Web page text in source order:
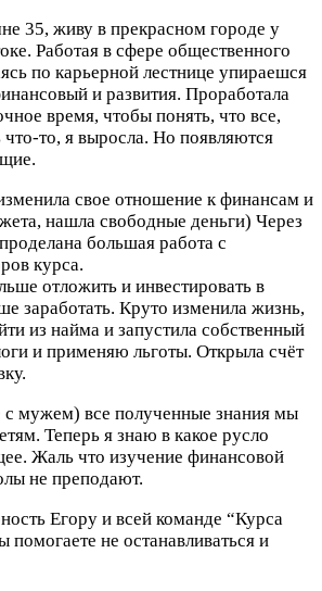
35, живу в прекрасном городе у
Работая в сфере общественного
по карьерной лестнице упираешся
и развития. Проработала
время, чтобы понять, что все,
то, я выросла. Но появляются
свое отношение к финансам и
нашла свободные деньги) Через
большая работа с
курса.
отложить и инвестировать в
заработать. Круто изменила жизнь,
из найма и запустила собственный
и применяю льготы. Открыла счёт
мужем) все полученные знания мы
Теперь я знаю в какое русло
Жаль что изучение финансовой
не преподают.
Егору и всей команде “Курса
помогаете не останавливаться и